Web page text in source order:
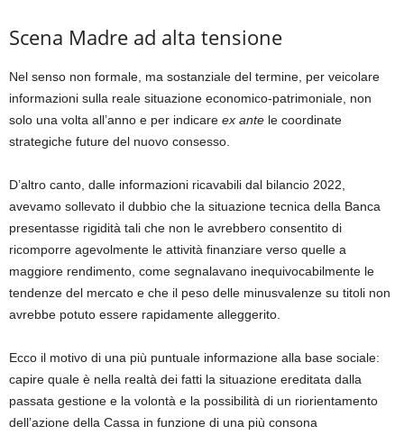
Scena Madre ad alta tensione
Nel senso non formale, ma sostanziale del termine, per veicolare
informazioni sulla reale situazione economico-patrimoniale, non
solo una volta all’anno e per indicare ex ante le coordinate
strategiche future del nuovo consesso.
D’altro canto, dalle informazioni ricavabili dal bilancio 2022,
avevamo sollevato il dubbio che la situazione tecnica della Banca
presentasse rigidità tali che non le avrebbero consentito di
ricomporre agevolmente le attività finanziare verso quelle a
maggiore rendimento, come segnalavano inequivocabilmente le
tendenze del mercato e che il peso delle minusvalenze su titoli non
avrebbe potuto essere rapidamente alleggerito.
Ecco il motivo di una più puntuale informazione alla base sociale:
capire quale è nella realtà dei fatti la situazione ereditata dalla
passata gestione e la volontà e la possibilità di un riorientamento
dell’azione della Cassa in funzione di una più consona